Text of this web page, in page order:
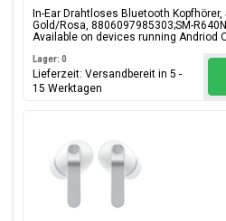
Gold/Rosa
In-Ear Drahtloses Bluetooth Kopfhörer,
Gold/Rosa, 8806097985303;SM-
Available on devices running Andriod
Lager: 0
Lieferzeit: Versandbereit in 5 -
15 Werktagen